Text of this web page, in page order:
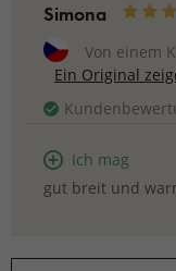
Simona
Von einem
Ein Original
Ich mag
gut breit und